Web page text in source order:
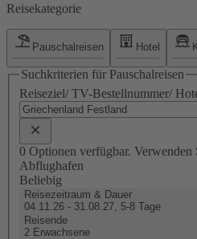
Reisekategorie
Pauschalreisen Hotel
Suchkriterien für Pauschalreisen
Reiseziel/ TV-Bestellnummer/
0 Optionen verfügbar.
Abflughafen
Beliebig
Reisezeitraum & Dauer
04.11.26 - 31.08.27, 5-8 Tage
Reisende
2 Erwachsene